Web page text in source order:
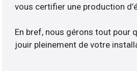
vous certifier une production
En bref, nous gérons tout pour
jouir pleinement de votre